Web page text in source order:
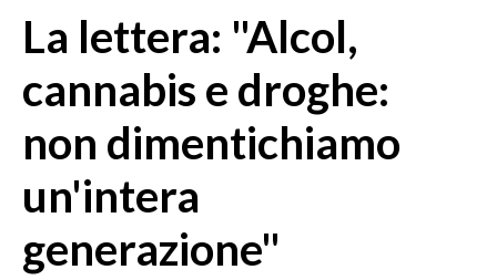
SASSARI E PROVINCIA
GALLURA
OGLIASTRA
AGENDA
ITALIA
La lettera: "Alcol,
cannabis e droghe:
non dimentichiamo
un'intera
generazione"